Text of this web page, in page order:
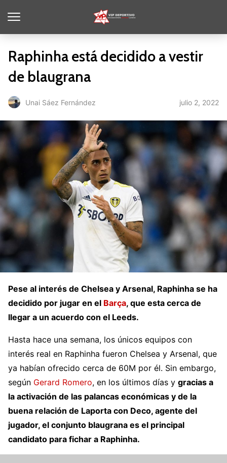
Raphinha está decidido a vestir
de blaugrana
Unai Sáez Fernández julio 2, 2022
Pese al interés de Chelsea y Arsenal, Raphinha se ha
decidido por jugar en el Barça, que esta cerca de
llegar a un acuerdo con el Leeds.
Hasta hace una semana, los únicos equipos con
interés real en Raphinha fueron Chelsea y Arsenal, que
ya habían ofrecido cerca de 60M por él. Sin embargo,
según Gerard Romero, en los últimos días y gracias a
la activación de las palancas económicas y de la
buena relación de Laporta con Deco, agente del
jugador, el conjunto blaugrana es el principal
candidato para fichar a Raphinha.